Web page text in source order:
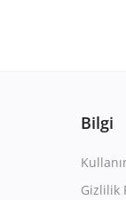
Bilgi
Gizlilik